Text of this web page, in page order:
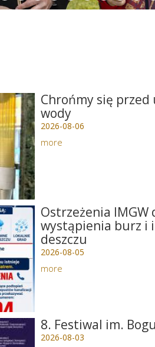
Chrońmy się przed
wody
2026-08-06
more
Ostrzeżenia IMGW
wystąpienia burz i
deszczu
2026-08-05
more
8. Festiwal im.
2026-08-03